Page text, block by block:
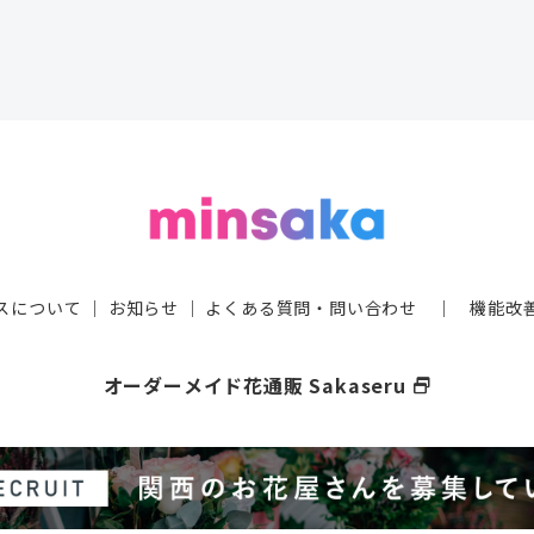
について ｜ お知らせ ｜ よくある質問・問い合わせ ｜機能改
オーダーメイド花通販 Sakaseru select_window